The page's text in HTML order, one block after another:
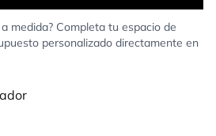
medida? Completa tu espacio de
personalizado directamente en